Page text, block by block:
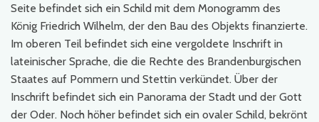
Seite befindet sich ein Schild mit dem Monogramm des
König Friedrich Wilhelm, der den Bau des Objekts finanzierte.
Im oberen Teil befindet sich eine vergoldete Inschrift in
lateinischer Sprache, die die Rechte des Brandenburgischen
Staates auf Pommern und Stettin verkündet. Über der
Inschrift befindet sich ein Panorama der Stadt und der Gott
der Oder. Noch höher befindet sich ein ovaler Schild, bekrönt